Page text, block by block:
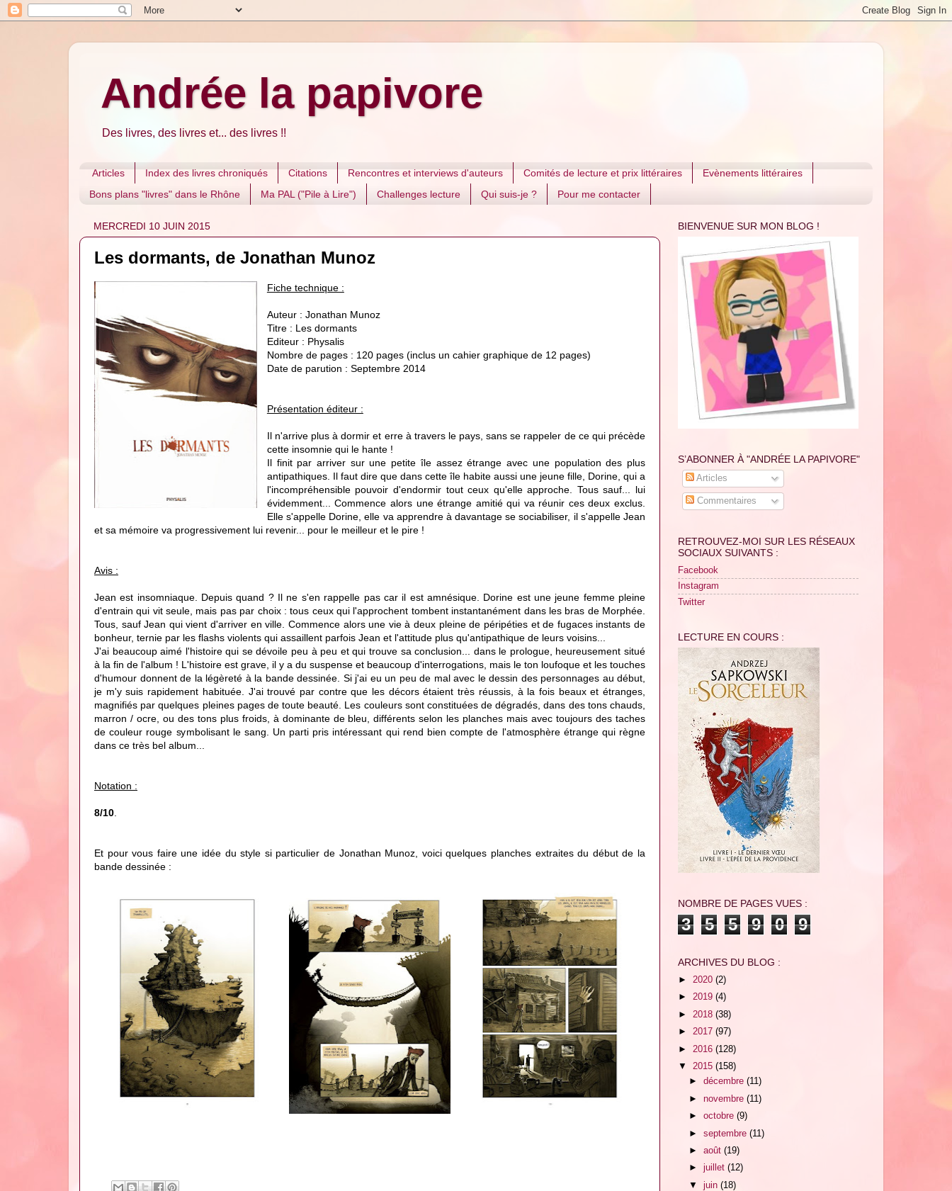
Andrée la papivore
Des livres, des livres et... des livres !!
Articles Index des livres chroniqués Citations Rencontres et interviews d'auteurs Comités de lecture et prix littéraires
Evènements littéraires
Bons plans "livres" dans le Rhône
Ma PAL ("Pile à Lire") Challenges lecture Qui suis-je ? Pour me contacter
MERCREDI 10 JUIN 2015
Les dormants, de Jonathan Munoz
Fiche technique :
Auteur : Jonathan Munoz
Titre : Les dormants
Editeur : Physalis
Nombre de pages : 120 pages (inclus un cahier graphique de 12 pages)
Date de parution : Septembre 2014
Présentation éditeur :
Il n'arrive plus à dormir et erre à travers le pays, sans se rappeler de ce qui précède
cette insomnie qui le hante !
Il finit par arriver sur une petite île assez étrange avec une population des plus
antipathiques. Il faut dire que dans cette île habite aussi une jeune fille, Dorine, qui a
l'incompréhensible pouvoir d'endormir tout ceux qu'elle approche. Tous sauf... lui
évidemment... Commence alors une étrange amitié qui va réunir ces deux exclus.
Elle s'appelle Dorine, elle va apprendre à davantage se sociabiliser, il s'appelle Jean
et sa mémoire va progressivement lui revenir... pour le meilleur et le pire !
Avis :
Jean est insomniaque. Depuis quand ? Il ne s'en rappelle pas car il est amnésique. Dorine est une jeune femme pleine
d'entrain qui vit seule, mais pas par choix : tous ceux qui l'approchent tombent instantanément dans les bras de Morphée.
Tous, sauf Jean qui vient d'arriver en ville. Commence alors une vie à deux pleine de péripéties et de fugaces instants de
bonheur, ternie par les flashs violents qui assaillent parfois Jean et l'attitude plus qu'antipathique de leurs voisins...
J'ai beaucoup aimé l'histoire qui se dévoile peu à peu et qui trouve sa conclusion... dans le prologue, heureusement situé
à la fin de l'album ! L'histoire est grave, il y a du suspense et beaucoup d'interrogations, mais le ton loufoque et les touches
d'humour donnent de la légèreté à la bande dessinée. Si j'ai eu un peu de mal avec le dessin des personnages au début,
je m'y suis rapidement habituée. J'ai trouvé par contre que les décors étaient très réussis, à la fois beaux et étranges,
magnifiés par quelques pleines pages de toute beauté. Les couleurs sont constituées de dégradés,dans des tons chauds,
marron / ocre, ou des tons plus froids, à dominante de bleu, différents selon les planches mais avec toujours des taches
de couleur rouge symbolisant le sang. Un parti pris intéressant qui rend bien compte de l'atmosphère étrange qui règne
dans ce très bel album...
Notation :
8/10
Et pour vous faire une idée du style si particulier de Jonathan Munoz, voici quelques planches extraites du début de la
bande dessinée :
BIENVENUE SUR MON BLOG !
S’ABONNER À "ANDRÉE LA PAPIVORE"
Articles
Commentaires
RETROUVEZ-MOI SUR LES RÉSEAUX
SOCIAUX SUIVANTS :
Facebook
Instagram
Twitter
LECTURE EN COURS :
NOMBRE DE PAGES VUES :
3 5 5 9 0 9
ARCHIVES DU BLOG :
► 2020 (2)
► 2019 (4)
► 2018 (38)
► 2017 (97)
► 2016 (128)
▼ 2015 (158)
►décembre(11)
►novembre(11)
►octobre(9)
►septembre(11)
►août(19)
►juillet(12)
▼juin(18)